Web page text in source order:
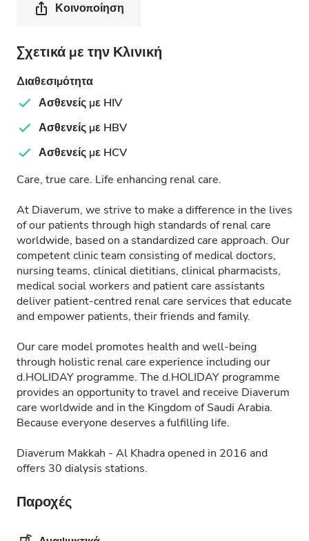
Κοινοποίηση
Σχετικά με την Κλινική
Διαθεσιμότητα
Ασθενείς με HIV
Ασθενείς με HBV
Ασθενείς με HCV
Care, true care. Life enhancing renal care.
At Diaverum, we strive to make a difference in the lives
of our patients through high standards of renal care
worldwide, based on a standardized care approach. Our
competent clinic team consisting of medical doctors,
nursing teams, clinical dietitians, clinical pharmacists,
medical social workers and patient care assistants
deliver patient-centred renal care services that educate
and empower patients, their friends and family.
Our care model promotes health and well-being
through holistic renal care experience including our
d.HOLIDAY programme. The d.HOLIDAY programme
provides an opportunity to travel and receive Diaverum
care worldwide and in the Kingdom of Saudi Arabia.
Because everyone deserves a fulfilling life.
Diaverum Makkah - Al Khadra opened in 2016 and
offers 30 dialysis stations.
Παροχές